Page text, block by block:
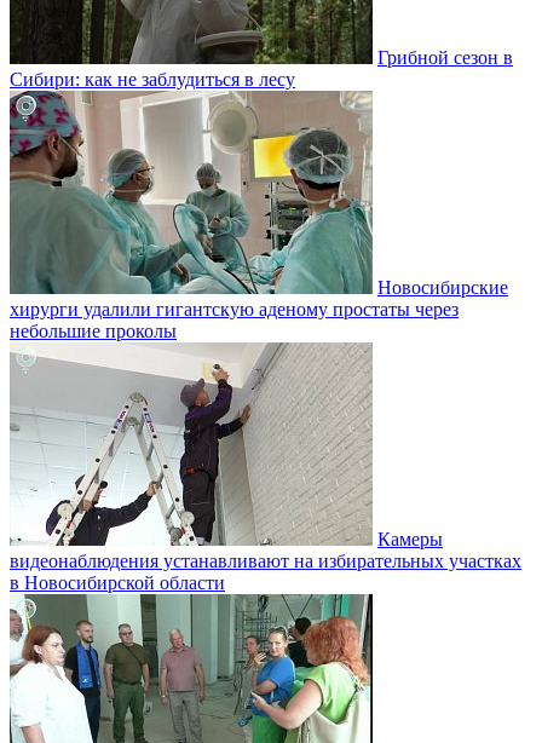
Грибной сезон в
Сибири: как не заблудиться в лесу
Новосибирские
хирурги удалили гигантскую аденому простаты через
небольшие проколы
Камеры
видеонаблюдения устанавливают на избирательных участках
в Новосибирской области